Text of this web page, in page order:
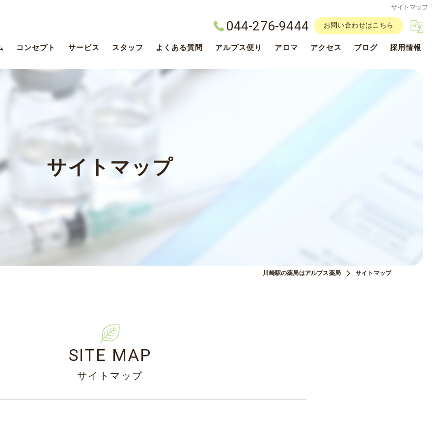
サイトマップ
044-276-9444 お問い合わせはこちら
コンセプト サービス スタッフ よくある質問 アルプス便り アロマ アクセス ブログ 採用情報
サイトマップ
川崎駅の薬局はアルプス薬局 サイトマップ
サイトマップ
SITE MAP